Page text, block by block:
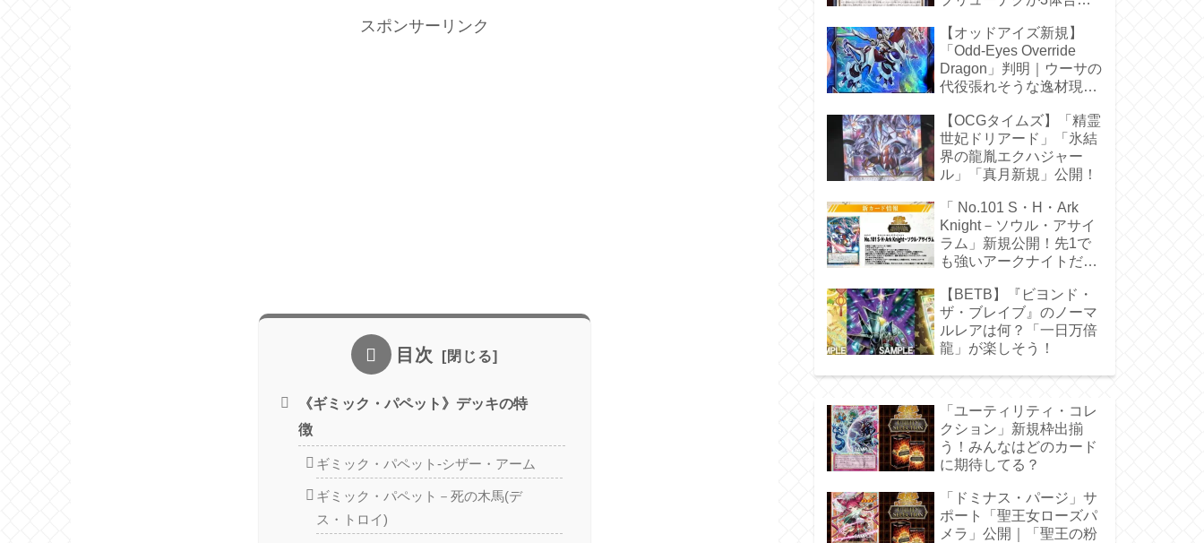
スポンサーリンク
目次
《ギミック・パペット》デッキの特
徴
ギミック・パペット-シザー・アーム
ギミック・パペット－死の木馬(デ
ス・トロイ)
【オッドアイズ新規】
「Odd-Eyes Override
Dragon」判明｜ウーサの
代役張れそうな逸材現
【OCGタイムズ】「精霊
世妃ドリアード」「氷結
界の龍胤エクハジャー
ル」「真月新規」公開！
「 No.101 S・H・Ark
Knight－ソウル・アサイ
ラム」新規公開！先1で
も強いアークナイトだ
【BETB】『ビヨンド・
ザ・ブレイブ』のノーマ
ルレアは何？「一日万倍
龍」が楽しそう！
「ユーティリティ・コレ
クション」新規枠出揃
う！みんなはどのカード
に期待してる？
「ドミナス・パージ」サ
ポート「聖王女ローズパ
メラ」公開｜「聖王の粉